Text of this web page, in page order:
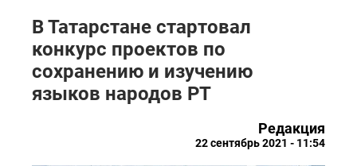
В Татарстане стартовал
конкурс проектов по
сохранению и изучению
языков народов РТ
Редакция
22 сентябрь 2021 - 11:54